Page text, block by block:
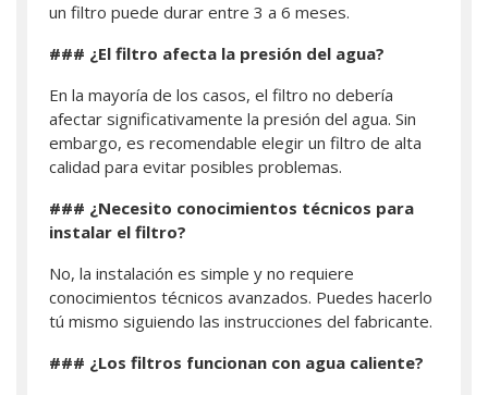
un filtro puede durar entre 3 a 6 meses.
### ¿El filtro afecta la presión del agua?
En la mayoría de los casos, el filtro no debería
afectar significativamente la presión del agua. Sin
embargo, es recomendable elegir un filtro de alta
calidad para evitar posibles problemas.
### ¿Necesito conocimientos técnicos para
instalar el filtro?
No, la instalación es simple y no requiere
conocimientos técnicos avanzados. Puedes hacerlo
tú mismo siguiendo las instrucciones del fabricante.
### ¿Los filtros funcionan con agua caliente?